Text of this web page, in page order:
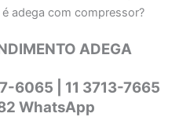
adega com compressor?
ADEGA
6065 | 11 3713-7665
WhatsApp